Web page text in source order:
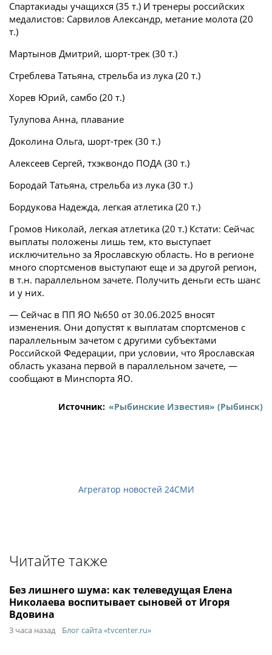
Спартакиады учащихся (35 т.) И тренеры российских
медалистов: Сарвилов Александр, метание молота (20
т.)
Мартынов Дмитрий, шорт-трек (30 т.)
Стреблева Татьяна, стрельба из лука (20 т.)
Хорев Юрий, самбо (20 т.)
Тулупова Анна, плавание
Доколина Ольга, шорт-трек (30 т.)
Алексеев Сергей, тхэквондо ПОДА (30 т.)
Бородай Татьяна, стрельба из лука (30 т.)
Бордукова Надежда, легкая атлетика (20 т.)
Громов Николай, легкая атлетика (20 т.) Кстати: Сейчас
выплаты положены лишь тем, кто выступает
исключительно за Ярославскую область. Но в регионе
много спортсменов выступают еще и за другой регион,
в т.н. параллельном зачете. Получить деньги есть шанс
и у них.
— Сейчас в ПП ЯО №650 от 30.06.2025 вносят
изменения. Они допустят к выплатам спортсменов с
параллельным зачетом с другими субъектами
Российской Федерации, при условии, что Ярославская
область указана первой в параллельном зачете, —
сообщают в Минспорта ЯО.
Источник: «Рыбинские Известия» (Рыбинск)
Агрегатор новостей 24СМИ
Читайте также
Без лишнего шума: как телеведущая Елена
Николаева воспитывает сыновей от Игоря
Вдовина
3 часа назад Блог сайта «tvcenter.ru»